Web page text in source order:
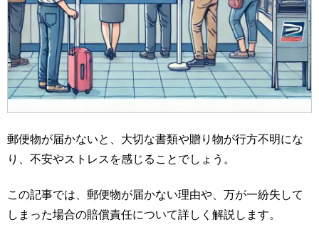
郵便物が届かないと、大切な書類や贈り物が行方不明にな
り、不安やストレスを感じることでしょう。
この記事では、郵便物が届かない理由や、万が一紛失して
しまった場合の賠償責任について詳しく解説します。